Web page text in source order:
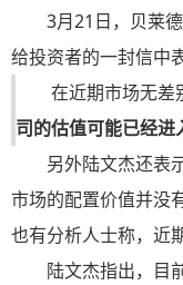
3月21日，贝莱
给投资者的一封信中表
在近期市场无差
司的估值可能已经进
另外陆文杰还表
市场的配置价值并没
也有分析人士称，近
陆文杰指出，目